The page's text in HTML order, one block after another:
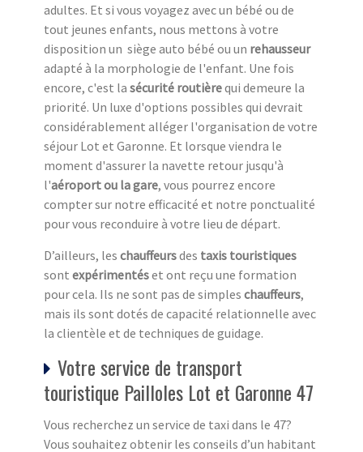
adultes. Et si vous voyagez avec un bébé ou de
tout jeunes enfants, nous mettons à votre
disposition un siège auto bébé ou un rehausseur
adapté à la morphologie de l'enfant. Une fois
encore, c'est la sécurité routièrequi demeure la
priorité. Un luxe d'options possibles qui devrait
considérablement alléger l'organisation de votre
séjour Lot et Garonne. Et lorsque viendra le
moment d'assurer la navette retour jusqu'à
l'aéroport ou la gare, vous pourrez encore
compter sur notre efficacité et notre ponctualité
pour vous reconduire à votre lieu de départ.
D’ailleurs, les chauffeursdes taxis touristiques
sont expérimentéset ont reçu une formation
pour cela. Ils ne sont pas de simples chauffeurs,
mais ils sont dotés de capacité relationnelle avec
la clientèle et de techniques de guidage.
Votre service de transport
touristique Pailloles Lot et Garonne 47
Vous recherchez un service de taxi dans le 47?
Vous souhaitez obtenir les conseils d’un habitant